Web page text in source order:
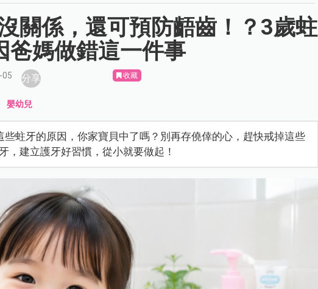
關係，還可預防齬齒！？3歲蛀
爸媽做錯這一件事
05 分享 收藏
嬰幼兒
蛀牙的原因，你家寶貝中了嗎？別再存僥倖的心，趕快戒掉這些
，建立護牙好習慣，從小就要做起！